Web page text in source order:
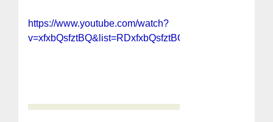
https://www.youtube.com/watch?